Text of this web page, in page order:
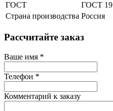
ГОСТ
ГОСТ
Страна производства Россия
Рассчитайте заказ
Ваше имя *
Телефон *
Комментарий к заказу